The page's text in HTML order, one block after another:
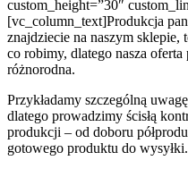
custom_height=”30″
[vc_column_text]Produkcja
znajdziecie na naszym
co robimy, dlatego nasza
różnorodna.
Przykładamy szczególną
dlatego prowadzimy ścisłą
produkcji – od doboru
gotowego produktu do wysyłki.